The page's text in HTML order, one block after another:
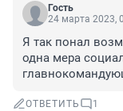
Гость
24 марта 2023,
Я так понал
одна мера
ОТВЕТИТЬ 1